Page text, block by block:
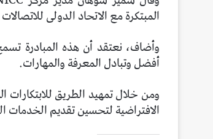
المبتكرة مع الاتحاد الدولى
أفضل وتبادل المعرفة والمهارات.
ومن خلال تمهيد الطريق للابتكارات
الافتراضية لتحسين تقديم الخدمات